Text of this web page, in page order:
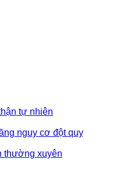
tự nhiên
nguy cơ đột quỵ
thường xuyên